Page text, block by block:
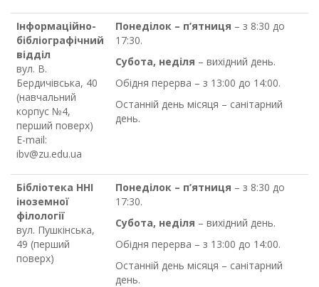
Інформаційно-
бібліографічний
відділ
вул. В.
Бердичівська, 40
(навчальний
корпус №4,
перший поверх)
E-mail:
ibv@zu.edu.ua
Понеділок – п’ятниця – з 8:30 до
17:30.
Субота, неділя – вихідний день.
Обідня перерва – з 13:00 до 14:00.
Останній день місяця – санітарний
день.
Бібліотека ННІ
іноземної
філології
вул. Пушкінська,
49 (перший
поверх)
Понеділок – п’ятниця – з 8:30 до
17:30.
Субота, неділя – вихідний день.
Обідня перерва – з 13:00 до 14:00.
Останній день місяця – санітарний
день.